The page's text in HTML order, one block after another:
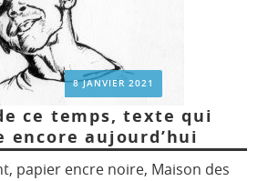
8 JANVIER 2021
ce temps, texte qui
encore aujourd’hui
papier encre noire, Maison des